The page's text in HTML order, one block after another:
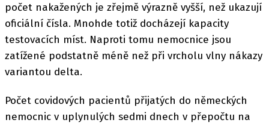
počet nakažených je zřejmě výrazně vyšší, než ukazují
oficiální čísla. Mnohde totiž docházejí kapacity
testovacích míst. Naproti tomu nemocnice jsou
zatížené podstatně méně než při vrcholu vlny nákazy
variantou delta.
Počet covidových pacientů přijatých do německých
nemocnic v uplynulých sedmi dnech v přepočtu na